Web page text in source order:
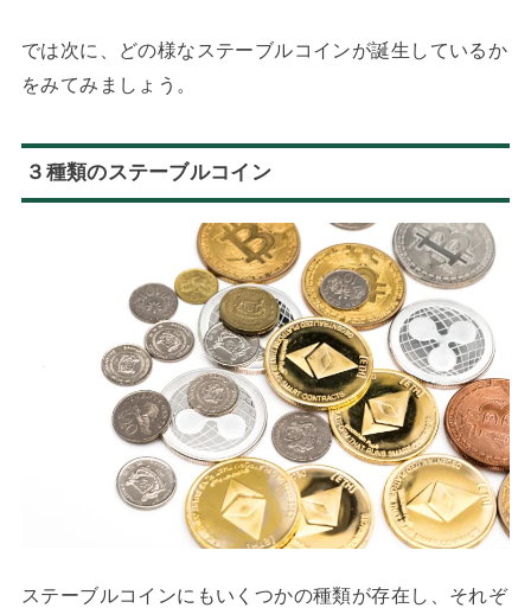
では次に、どの様なステーブルコインが誕生しているか
をみてみましょう。
３種類のステーブルコイン
ステーブルコインにもいくつかの種類が存在し、それぞ